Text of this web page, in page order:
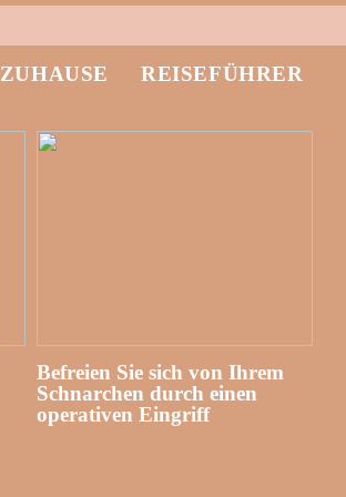
ZUHAUSE REISEFÜHRER
Befreien Sie sich von Ihrem
Schnarchen durch einen
operativen Eingriff